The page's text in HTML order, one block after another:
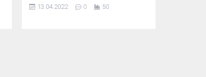
için “ABD’nin uşağı” diyor. Büyük
13.04.2022 0 50